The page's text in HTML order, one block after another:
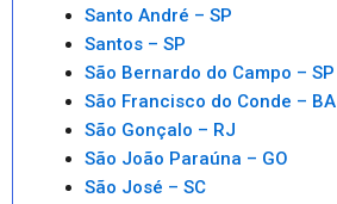
Santo André – SP
Santos – SP
São Bernardo do Campo – SP
São Francisco do Conde – BA
São Gonçalo – RJ
São João Paraúna – GO
São José – SC